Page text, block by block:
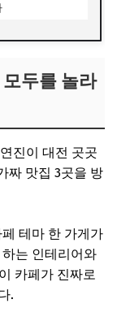
두를 놀라
진이 대전 곳곳
짜 맛집 3곳을 방
테마 한 가게가
는 인테리어와
카페가 진짜로
.